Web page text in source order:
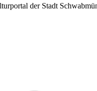
der Stadt